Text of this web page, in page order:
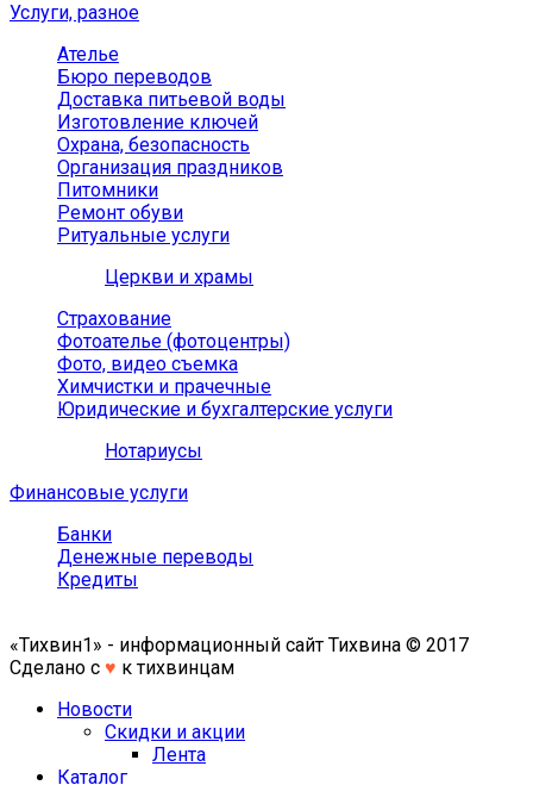
Услуги, разное
Ателье
Бюро переводов
Доставка питьевой воды
Изготовление ключей
Охрана, безопасность
Организация праздников
Питомники
Ремонт обуви
Ритуальные услуги
Церкви и храмы
Страхование
Фотоателье (фотоцентры)
Фото, видео съемка
Химчистки и прачечные
Юридические и бухгалтерские услуги
Нотариусы
Финансовые услуги
Банки
Денежные переводы
Кредиты
«Тихвин1» - информационный сайт Тихвина © 2017
Сделано с ♥ к тихвинцам
Новости
Скидки и акции
Лента
Каталог